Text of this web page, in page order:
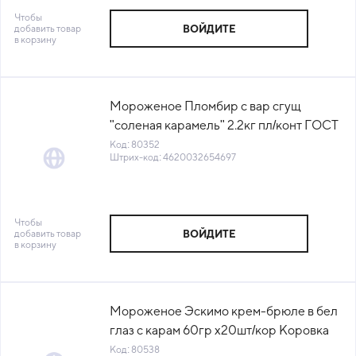
Чтобы
добавить товар
в корзину
ВОЙДИТЕ
Мороженое Пломбир с вар сгущ
"соленая карамель" 2.2кг пл/конт ГОСТ
БЗМЖ Филевское (ФК Транс)(КОД
80352)(-18°С)
Код: 80352
Штрих-код: 4620032654697
Чтобы
добавить товар
в корзину
ВОЙДИТЕ
Мороженое Эскимо крем-брюле в бел
глаз с карам 60гр х20шт/кор Коровка
из кореновки™ (КОР) (КОД 80538)
Код: 80538